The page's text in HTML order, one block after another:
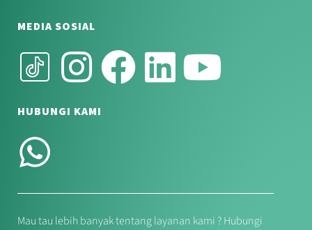
MEDIA SOSIAL
HUBUNGI KAMI
Mau tau lebih banyak tentang layanan kami ? Hubungi